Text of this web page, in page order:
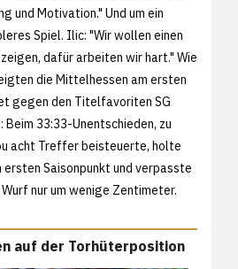
und Motivation." Und um ein
Spiel. Ilic: "Wir wollen einen
dafür arbeiten wir hart." Wie
die Mittelhessen am ersten
gegen den Titelfavoriten SG
33:33-Unentschieden, zu
acht Treffer beisteuerte, holte
ersten Saisonpunkt und verpasste
nur um wenige Zentimeter.
auf der Torhüterposition